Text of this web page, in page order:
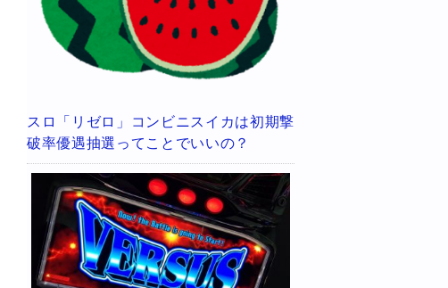
スロ「リゼロ」コンビニスイカは初期撃
破率優遇抽選ってことでいいの？